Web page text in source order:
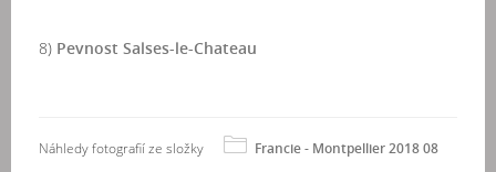
8) Pevnost Salses-le-Chateau
Náhledy fotografií ze složky Francie - Montpellier 2018 08